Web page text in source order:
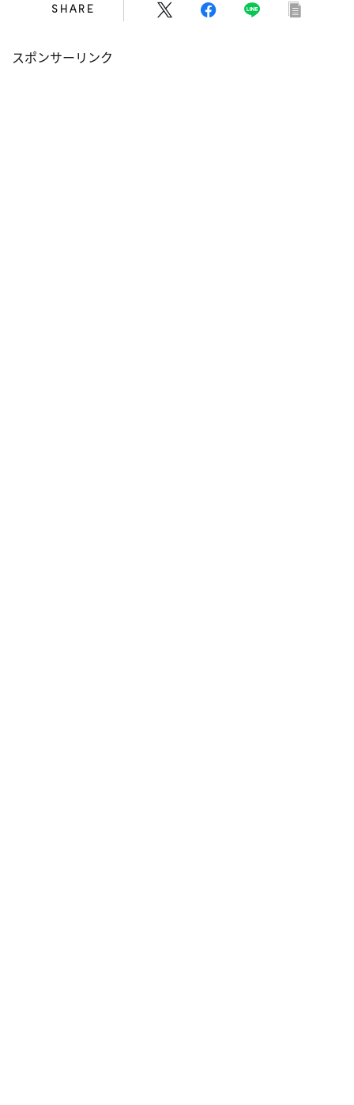
SHARE
スポンサーリンク